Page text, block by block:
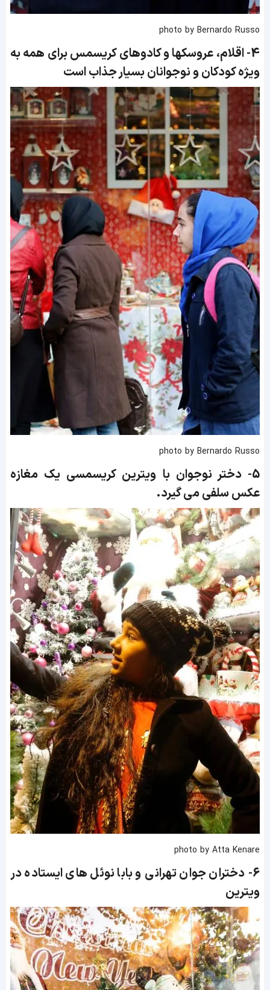
photo by Bernardo Russo
4- اقلام، عروسکها و کادوهای کریسمس برای همه به
ویژه کودکان و نوجوانان بسیار جذاب است
photo by Bernardo Russo
5- دختر نوجوان با ویترین کریسمسی یک مغازه
عکس سلفی می گیرد.
photo by Atta Kenare
6- دختران جوان تهرانی و بابا نوئل های ایستاده در
ویترین